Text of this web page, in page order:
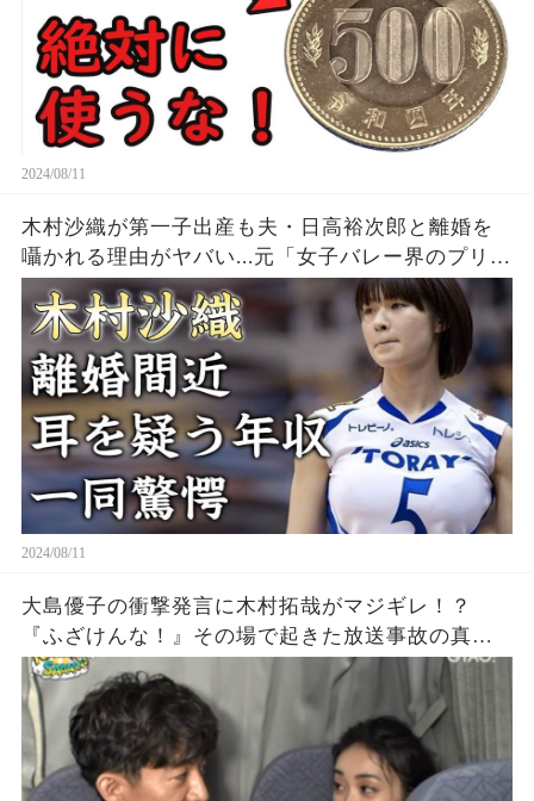
2024/08/11
木村沙織が第一子出産も夫・日高裕次郎と離婚を
囁かれる理由がヤバい...元「女子バレー界のプリン
セス」の耳を疑う年収...豊かすぎるバストに驚きを
隠せない...
2024/08/11
大島優子の衝撃発言に木村拓哉がマジギレ！？
『ふざけんな！』その場で起きた放送事故の真相
とは？